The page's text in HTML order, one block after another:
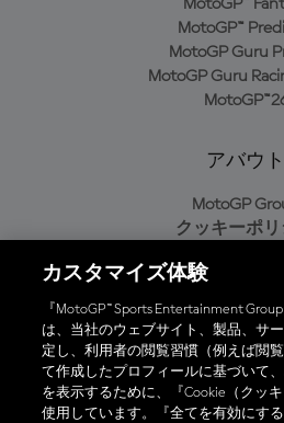
MotoGP™
MotoGP™
MotoGP Guru
MotoGP Guru
アバウト
MotoGP
クッキーポリ
プライバシーポ
購入ポリシ
オフィシャル
カスタマイズ体験
『MotoGP™ Sports Entertainment
は、当社のウェブサイト、製品、サ
定し、利用者の閲覧習慣（例えば閲
て作成したプロフィールに基づいて
を表示するために、『Cookie（クッ
使用しています。『全てを有効にす